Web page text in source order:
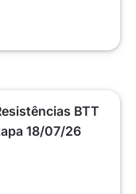
BTT
18/07/26